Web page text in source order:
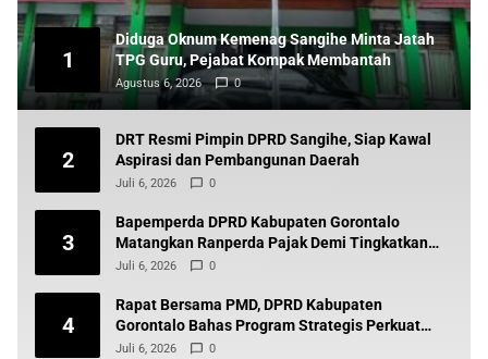
1
Diduga Oknum Kemenag Sangihe Minta Jatah
TPG Guru, Pejabat Kompak Membantah
Agustus 6, 2026 0
2
DRT Resmi Pimpin DPRD Sangihe, Siap Kawal
Aspirasi dan Pembangunan Daerah
Juli 6, 2026 0
3
Bapemperda DPRD Kabupaten Gorontalo
Matangkan Ranperda Pajak Demi Tingkatkan
Pendapatan Daerah
Juli 6, 2026 0
4
Rapat Bersama PMD, DPRD Kabupaten
Gorontalo Bahas Program Strategis Perkuat
Pembangunan Desa
Juli 6, 2026 0